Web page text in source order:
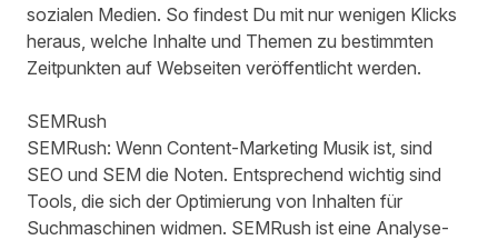
sozialen Medien. So findest Du mit nur wenigen Klicks
heraus, welche Inhalte und Themen zu bestimmten
Zeitpunkten auf Webseiten veröffentlicht werden.
SEMRush
SEMRush: Wenn Content-Marketing Musik ist, sind
SEO und SEM die Noten. Entsprechend wichtig sind
Tools, die sich der Optimierung von Inhalten für
Suchmaschinen widmen. SEMRush ist eine Analyse-